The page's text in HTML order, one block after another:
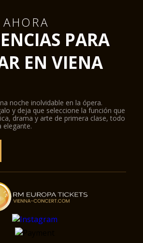
PARA
EN VIENA
noche inolvidable en la ópera.
y deja que seleccione la función que
drama y arte de primera clase, todo
elegante.